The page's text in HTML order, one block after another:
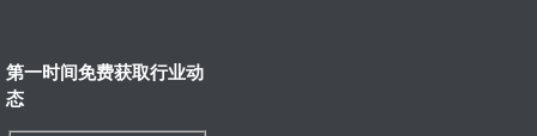
第一时间免费获取行业动
态